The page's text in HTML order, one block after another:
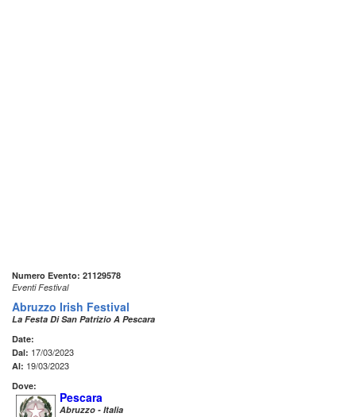
Numero Evento: 21129578
Eventi Festival
Abruzzo Irish Festival
La Festa Di San Patrizio A Pescara
Date:
Dal: 17/03/2023
Al: 19/03/2023
Dove:
Pescara
Abruzzo - Italia